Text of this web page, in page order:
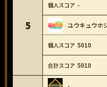
5
-
ユウキュウホ
5010
5010
-